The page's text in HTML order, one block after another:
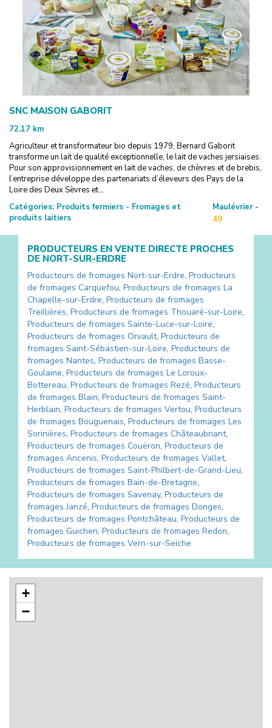
SNC MAISON GABORIT
72.17 km
Agriculteur et transformateur bio depuis 1979, Bernard Gaborit
transforme un lait de qualité exceptionnelle, le lait de vaches jersiaises.
Pour son approvisionnement en lait de vaches, de chèvres et de brebis,
l’entreprise développe des partenariats d’éleveurs des Pays de la
Loire des Deux Sèvres et...
Catégories: Produits fermiers - Fromages et
produits laitiers
Maulévrier -
49
PRODUCTEURS EN VENTE DIRECTE PROCHES
DE NORT-SUR-ERDRE
Producteurs de fromages Nort-sur-Erdre, Producteurs
de fromages Carquefou, Producteurs de fromages La
Chapelle-sur-Erdre, Producteurs de fromages
Treillières, Producteurs de fromages Thouaré-sur-Loire,
Producteurs de fromages Sainte-Luce-sur-Loire,
Producteurs de fromages Orvault, Producteurs de
fromages Saint-Sébastien-sur-Loire, Producteurs de
fromages Nantes, Producteurs de fromages Basse-
Goulaine, Producteurs de fromages Le Loroux-
Bottereau, Producteurs de fromages Rezé, Producteurs
de fromages Blain, Producteurs de fromages Saint-
Herblain, Producteurs de fromages Vertou, Producteurs
de fromages Bouguenais, Producteurs de fromages Les
Sorinières, Producteurs de fromages Châteaubriant,
Producteurs de fromages Couëron, Producteurs de
fromages Ancenis, Producteurs de fromages Vallet,
Producteurs de fromages Saint-Philbert-de-Grand-Lieu,
Producteurs de fromages Bain-de-Bretagne,
Producteurs de fromages Savenay, Producteurs de
fromages Janzé, Producteurs de fromages Donges,
Producteurs de fromages Pontchâteau, Producteurs de
fromages Guichen, Producteurs de fromages Redon,
Producteurs de fromages Vern-sur-Seiche
+
−